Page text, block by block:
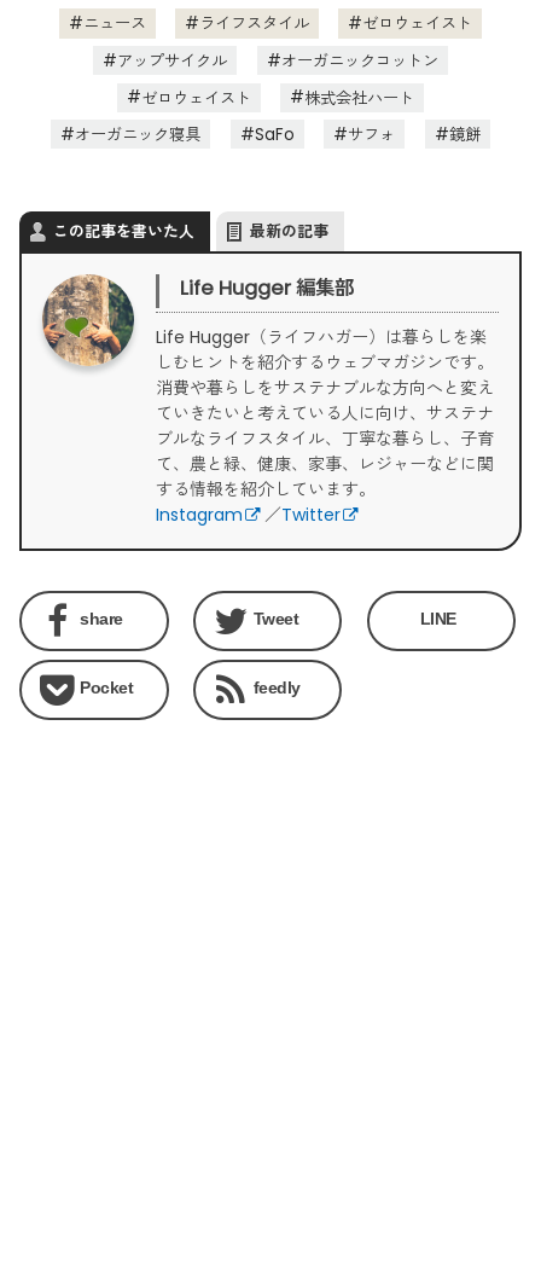
ニュース ライフスタイル
ゼロウェイスト
アップサイクル
オーガニックコットン
ゼロウェイスト
株式会社ハート
オーガニック寝具
SaFo サフォ 鏡餅
この記事を書いた人 最新の記事
Life Hugger 編集部
Life Hugger（ライフハガー）は暮らしを楽
しむヒントを紹介するウェブマガジンです。
消費や暮らしをサステナブルな方向へと変え
ていきたいと考えている人に向け、サステナ
ブルなライフスタイル、丁寧な暮らし、子育
て、農と緑、健康、家事、レジャーなどに関
する情報を紹介しています。
Instagram
／Twitter
share Tweet LINE
Pocket feedly